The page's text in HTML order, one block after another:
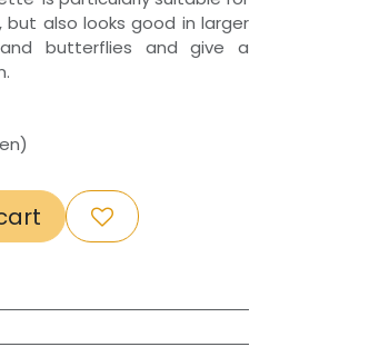
also looks good in larger
butterflies and give a